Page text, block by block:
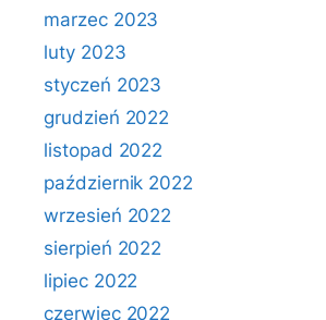
marzec 2023
luty 2023
styczeń 2023
grudzień 2022
listopad 2022
październik 2022
wrzesień 2022
sierpień 2022
lipiec 2022
czerwiec 2022